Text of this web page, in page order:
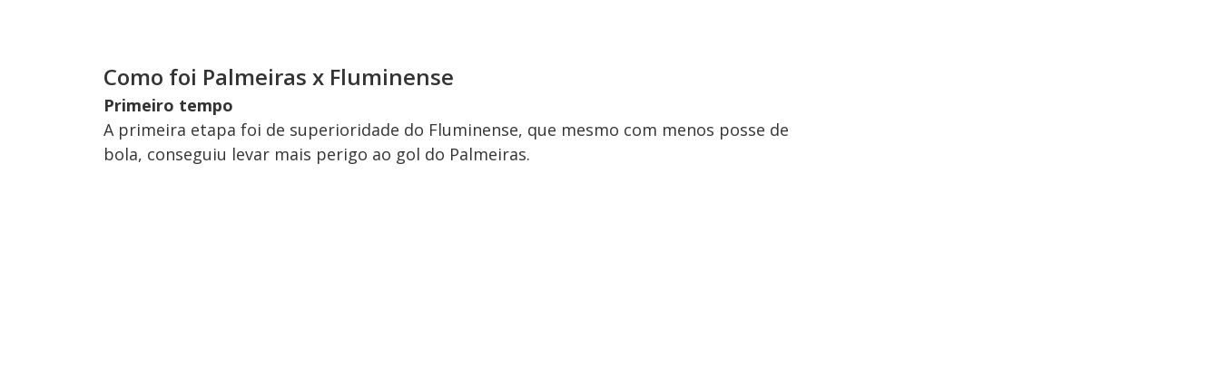
Como foi Palmeiras x Fluminense
Primeiro tempo
A primeira etapa foi de superioridade do Fluminense, que mesmo com menos posse de
bola, conseguiu levar mais perigo ao gol do Palmeiras.